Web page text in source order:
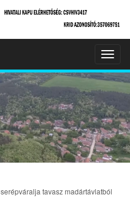
tavasz madártávlatból